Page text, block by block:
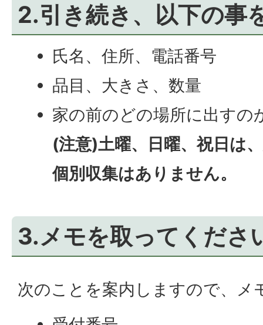
2.引き続き、以下の事
氏名、住所、電話番号
品目、大きさ、数量
家の前のどの場所に出すの
(注意)土曜、日曜、祝日は
個別収集はありません。
3.メモを取ってくださ
次のことを案内しますので、メ